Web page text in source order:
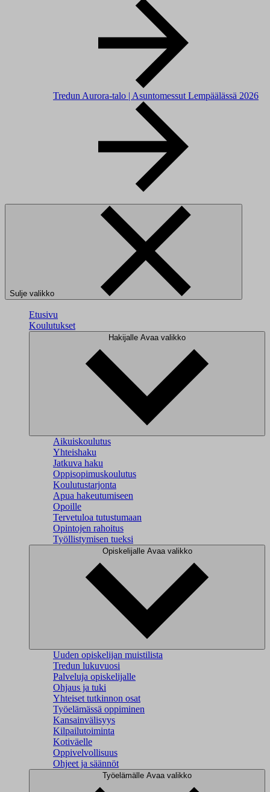
Tredun Aurora-talo | Asuntomessut Lempäälässä 2026
Sulje valikko
Etusivu
Koulutukset
Hakijalle Avaa valikko
Aikuiskoulutus
Yhteishaku
Jatkuva haku
Oppisopimuskoulutus
Koulutustarjonta
Apua hakeutumiseen
Opoille
Tervetuloa tutustumaan
Opintojen rahoitus
Työllistymisen tueksi
Opiskelijalle Avaa valikko
Uuden opiskelijan muistilista
Tredun lukuvuosi
Palveluja opiskelijalle
Ohjaus ja tuki
Yhteiset tutkinnon osat
Työelämässä oppiminen
Kansainvälisyys
Kilpailutoiminta
Kotiväelle
Oppivelvollisuus
Ohjeet ja säännöt
Työelämälle Avaa valikko